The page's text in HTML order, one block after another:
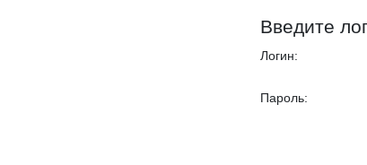
Введите
Логин:
Пароль: